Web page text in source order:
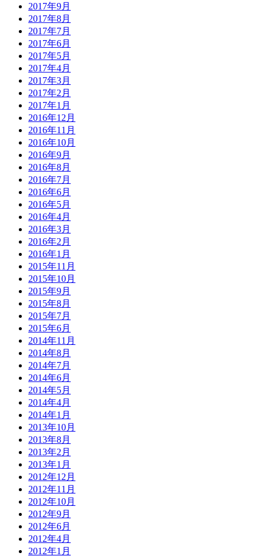
2017年9月
2017年8月
2017年7月
2017年6月
2017年5月
2017年4月
2017年3月
2017年2月
2017年1月
2016年12月
2016年11月
2016年10月
2016年9月
2016年8月
2016年7月
2016年6月
2016年5月
2016年4月
2016年3月
2016年2月
2016年1月
2015年11月
2015年10月
2015年9月
2015年8月
2015年7月
2015年6月
2014年11月
2014年8月
2014年7月
2014年6月
2014年5月
2014年4月
2014年1月
2013年10月
2013年8月
2013年2月
2013年1月
2012年12月
2012年11月
2012年10月
2012年9月
2012年6月
2012年4月
2012年1月